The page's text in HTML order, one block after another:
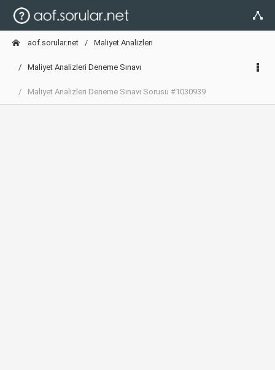
aof.sorular.net Maliyet Analizleri
Maliyet Analizleri Deneme Sınavı
Maliyet Analizleri Deneme Sınavı Sorusu #1030939